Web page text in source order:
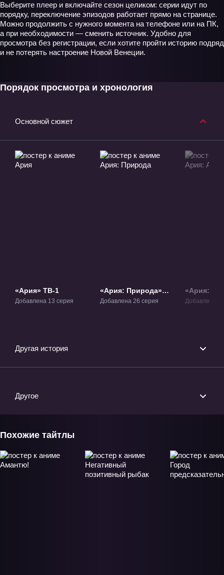
Выберите плеер и включайте сезон целиком: серии идут по
порядку, переключение эпизодов работает прямо на странице.
Можно продолжить с нужного момента на телефоне или на ПК,
а при необходимости — сменить источник. Удобно для
просмотра без регистрации, если хотите пройти историю подряд
и не потерять настроение Новой Венеции.
Порядок просмотра и хронология
Основной сюжет
«Ария» ТВ-1
Добавлена 13 серия
«Ария: Природа»
ТВ-2
Добавлена 26 серия
«Ария:
ОВА-1
Добавлена 1
Другая история
Другое
Похожие тайтлы